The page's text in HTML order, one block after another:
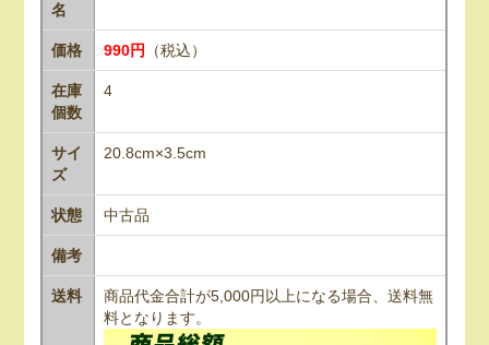
名
価格 990円 （税込）
在庫
個数
4
サイ
ズ
20.8cm×3.5cm
状態 中古品
備考
送料
商品代金合計が5,000円以上になる場合、送料無
料となります。